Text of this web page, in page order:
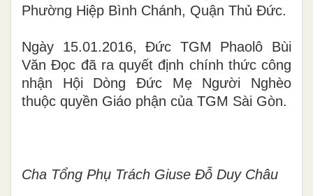
Phường Hiệp Bình Chánh, Quận Thủ Đức.
Ngày 15.01.2016, Đức TGM Phaolô Bùi
Văn Đọc đã ra quyết định chính thức công
nhận Hội Dòng Đức Mẹ Người Nghèo
thuộc quyền Giáo phận của TGM Sài Gòn.
Cha Tổng Phụ Trách Giuse Đỗ Duy Châu